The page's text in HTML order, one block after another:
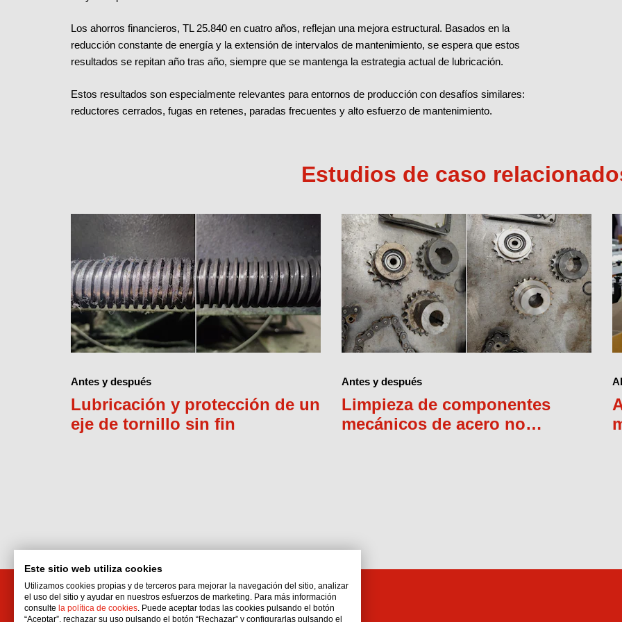
Los ahorros financieros, TL 25.840 en cuatro años, reflejan una mejora estructural. Basados en la
reducción constante de energía y la extensión de intervalos de mantenimiento, se espera que estos
resultados se repitan año tras año, siempre que se mantenga la estrategia actual de lubricación.
Estos resultados son especialmente relevantes para entornos de producción con desafíos similares:
reductores cerrados, fugas en retenes, paradas frecuentes y alto esfuerzo de mantenimiento.
Estudios de caso
Antes y después
Lubricación y protección de un
eje de tornillo sin fin
Antes y después
Limpieza de componentes
mecánicos de acero no
Interflon Products SAPI DE CV
Este sitio web utiliza cookies
Utilizamos cookies propias y de terceros para mejorar la navegación del sitio, analizar
el uso del sitio y ayudar en nuestros esfuerzos de marketing. Para más información
consulte la política de cookies. Puede aceptar todas las cookies pulsando el botón
“Aceptar”, rechazar su uso pulsando el botón “Rechazar” y configurarlas pulsando el